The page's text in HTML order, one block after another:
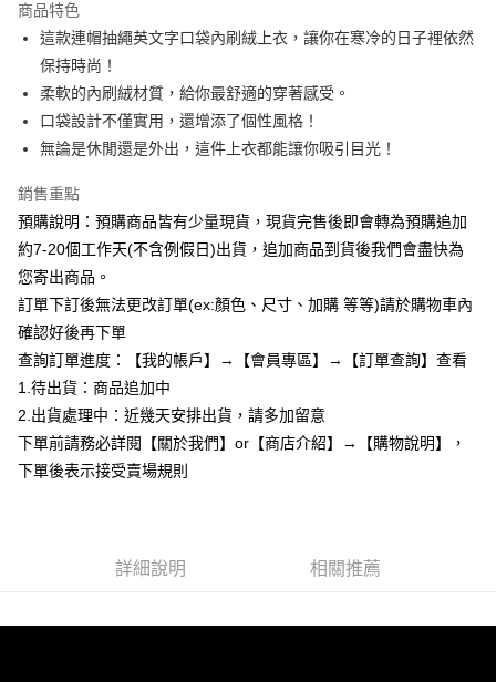
Apple Pay
街口支付
悠遊付
Google Pay
全支付
【關於「AFTEE先享後付」】
AFTEE先享後付是「在收到商品之後才付款」的支付方式。 讓您購物簡單
便利好安心！
１．簡單：不需註冊會員、不需綁卡、不需儲值。
２．便利：只要手機號碼，簡訊認證，即可結帳。
３．安心：先確認商品／服務後，再付款。
１．於結帳方式選擇「AFTEE先享後付」後，將跳轉至「AFTEE先享後付」
結帳頁面，進行簡訊認證並確認金額後，即可完成結帳。
購買商品的店家。未經商家同意取消之訂單仍視為有效，需透過AFTEE先享
是否繳費成功／繳費後需取消欲退款等相關疑問，請聯繫「AFTEE先享後付
ATM付款
運送方式
全家付款取貨
每筆NT$85，滿NT$799(含以上)免運費
付款後全家取貨
每筆NT$85，滿NT$799(含以上)免運費
商品特色
這款連帽抽繩英文字口袋內刷絨上衣，讓你在寒冷的日子裡依然
保持時尚！
柔軟的內刷絨材質，給你最舒適的穿著感受。
口袋設計不僅實用，還增添了個性風格！
無論是休閒還是外出，這件上衣都能讓你吸引目光！
銷售重點
預購說明：預購商品皆有少量現貨，現貨完售後即會轉為預購追加
約7-20個工作天(不含例假日)出貨，追加商品到貨後我們會盡快為
您寄出商品。
訂單下訂後無法更改訂單(ex:顏色、尺寸、加購 等等)請於購物車內
確認好後再下單
查詢訂單進度：【我的帳戶】→【會員專區】→【訂單查詢】查看
1.待出貨：商品追加中
2.出貨處理中：近幾天安排出貨，請多加留意
下單前請務必詳閱【關於我們】or【商店介紹】→【購物說明】，
下單後表示接受賣場規則
詳細說明 相關推薦